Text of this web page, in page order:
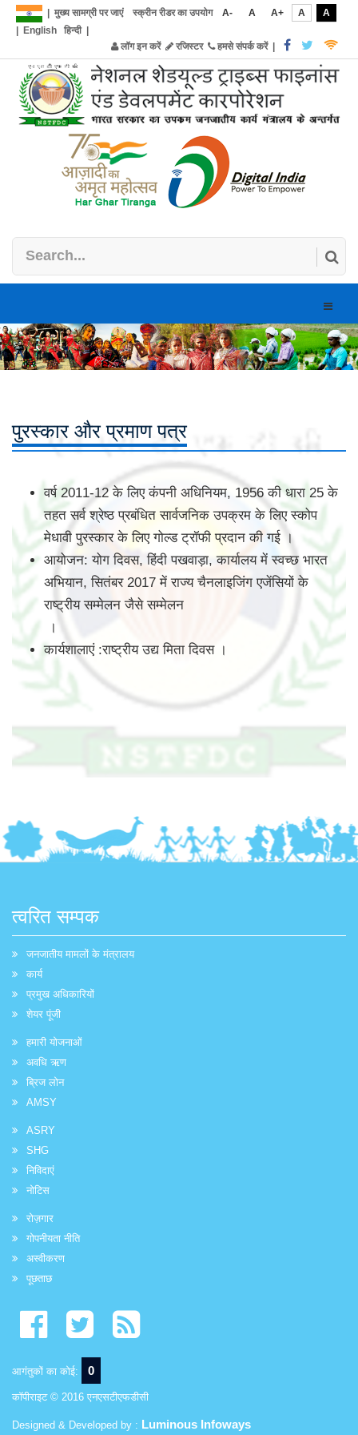
मुख्य सामग्री पर जाएं स्क्रीन रीडर का उपयोग A- A A+ A
A
English हिन्दी|
लॉग इन करें
रजिस्टर हमसे संपर्क करें|
Toggle
पुरस्कार और प्रमाण पत्र
वर्ष 2011-12 के लिए कंपनी अधिनियम, 1956 की धारा 25 के
तहत सर्व श्रेष्ठ प्रबंधित सार्वजनिक उपक्रम के लिए स्कोप
मेधावी पुरस्कार के लिए गोल्ड ट्रॉफी प्रदान की गई ।
आयोजन: योग दिवस, हिंदी पखवाड़ा, कार्यालय में स्वच्छ भारत
अभियान, सितंबर 2017 में राज्य चैनलाइजिंग एजेंसियों के
राष्ट्रीय सम्मेलन जैसे सम्मेलन
।
कार्यशालाएं :राष्ट्रीय उद्य मिता दिवस ।
त्वरित सम्पक
जनजातीय मामलों के मंत्रालय
कार्य
प्रमुख अधिकारियों
शेयर पूंजी
हमारी योजनाओं
अवधि ऋण
ब्रिज लोन
AMSY
ASRY
SHG
निविदाएं
नोटिस
रोज़गार
गोपनीयता नीति
अस्वीकरण
पूछताछ
आगंतुकों का कोई: 0
कॉपीराइट © 2016 एनएसटीएफडीसी
Designed & Developed by : Luminous Infoways